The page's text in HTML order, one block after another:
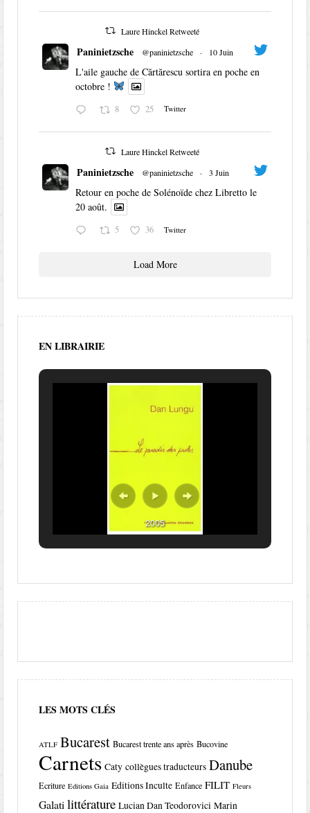
Laure Hinckel Retweeté
Paninietzsche @paninietzsche · 10 Juin
L'aile gauche de Cărtărescu sortira en poche en
octobre !
8 25 Twitter
Laure Hinckel Retweeté
Paninietzsche @paninietzsche · 3 Juin
Retour en poche de Solénoïde chez Libretto le
20 août.
5 36 Twitter
Load More
EN LIBRAIRIE
2005
LES MOTS CLÉS
ATLF Bucarest Bucarest trente ans après Bucovine
Carnets Caty collègues traducteurs Danube
Ecriture Editions Gaia Editions Inculte Enfance FILIT Fleurs
Galati littérature Lucian Dan Teodorovici Marin